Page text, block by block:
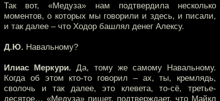
Так вот, «Медуза» нам подтвердила несколько
моментов, о которых мы говорили и здесь, и писали,
и так далее – что Ходор башлял денег Алексу.
Д.Ю. Навальному?
Илиас Меркури. Да, тому же самому Навальному.
Когда об этом кто-то говорил – ах, ты, кремлядь,
сволочь и так далее, это клевета, то-сё, третье-
десятое… «Медуза» пишет, подтверждает, что Майкл